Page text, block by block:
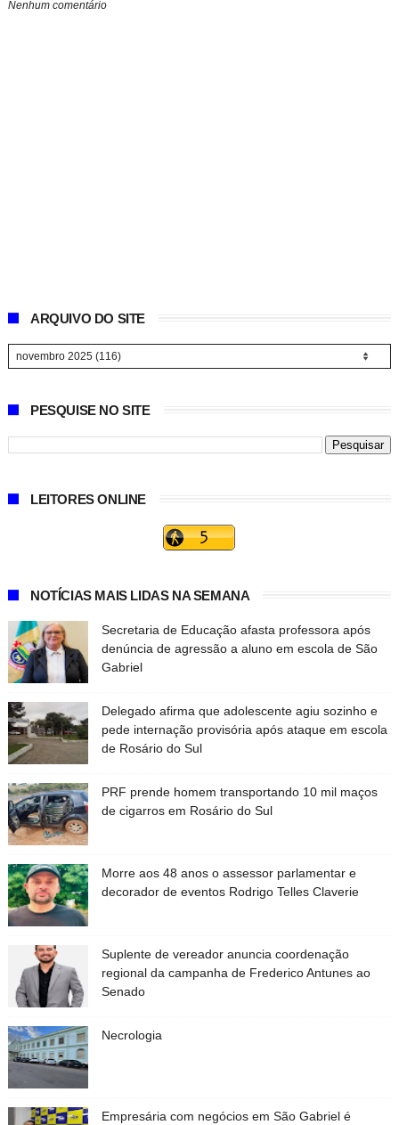
Nenhum comentário
ARQUIVO DO SITE
PESQUISE NO SITE
LEITORES ONLINE
NOTÍCIAS MAIS LIDAS NA SEMANA
Secretaria de Educação afasta professora após
denúncia de agressão a aluno em escola de São
Gabriel
Delegado afirma que adolescente agiu sozinho e
pede internação provisória após ataque em escola
de Rosário do Sul
PRF prende homem transportando 10 mil maços
de cigarros em Rosário do Sul
Morre aos 48 anos o assessor parlamentar e
decorador de eventos Rodrigo Telles Claverie
Suplente de vereador anuncia coordenação
regional da campanha de Frederico Antunes ao
Senado
Necrologia
Empresária com negócios em São Gabriel é